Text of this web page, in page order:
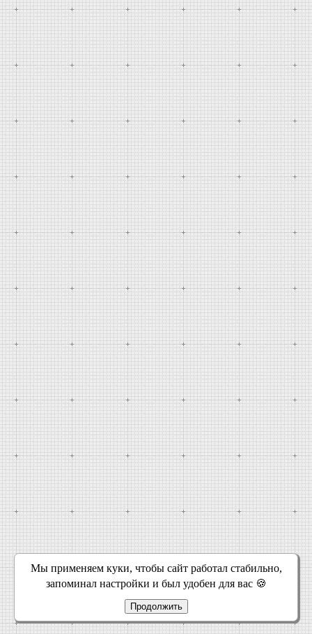
Мы применяем куки, чтобы сайт работал стабильно,
запоминал настройки и был удобен для вас 🍪
Продолжить